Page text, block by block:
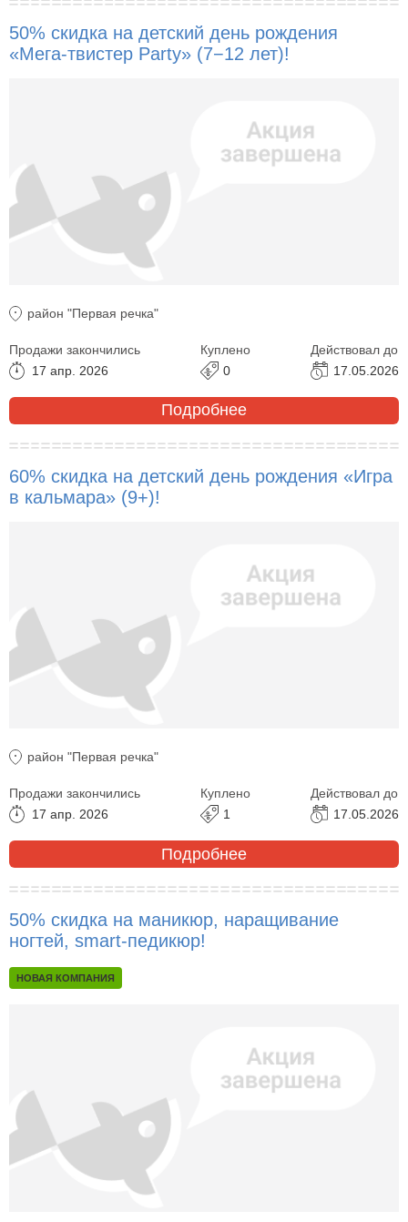
50% скидка на детский день рождения
«Мега-твистер Party» (7−12 лет)!
район "Первая речка"
Продажи закончились
17 апр. 2026
Куплено
0
Действовал до
17.05.2026
Подробнее
60% скидка на детский день рождения «Игра
в кальмара» (9+)!
район "Первая речка"
Продажи закончились
17 апр. 2026
Куплено
1
Действовал до
17.05.2026
Подробнее
50% скидка на маникюр, наращивание
ногтей, smart-педикюр!
НОВАЯ КОМПАНИЯ